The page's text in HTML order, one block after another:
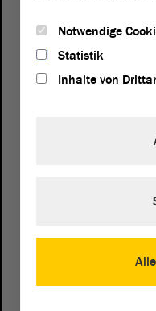
Domplatz 6–9
Notwendige
Statistik
Inhalte von